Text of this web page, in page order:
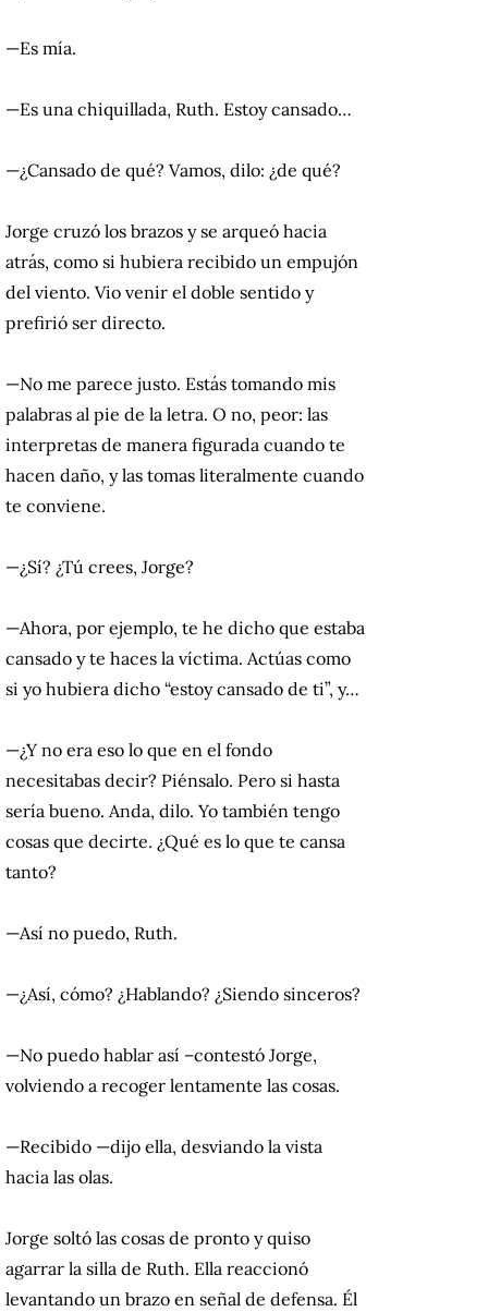
—Es mía.
—Es una chiquillada, Ruth. Estoy cansado…
—¿Cansado de qué? Vamos, dilo: ¿de qué?
Jorge cruzó los brazos y se arqueó hacia
atrás, como si hubiera recibido un empujón
del viento. Vio venir el doble sentido y
prefirió ser directo.
—No me parece justo. Estás tomando mis
palabras al pie de la letra. O no, peor: las
interpretas de manera figurada cuando te
hacen daño, y las tomas literalmente cuando
te conviene.
—¿Sí? ¿Tú crees, Jorge?
—Ahora, por ejemplo, te he dicho que estaba
cansado y te haces la víctima. Actúas como
si yo hubiera dicho “estoy cansado de ti”, y…
—¿Y no era eso lo que en el fondo
necesitabas decir? Piénsalo. Pero si hasta
sería bueno. Anda, dilo. Yo también tengo
cosas que decirte. ¿Qué es lo que te cansa
tanto?
—Así no puedo, Ruth.
—¿Así, cómo? ¿Hablando? ¿Siendo sinceros?
—No puedo hablar así –contestó Jorge,
volviendo a recoger lentamente las cosas.
—Recibido —dijo ella, desviando la vista
hacia las olas.
Jorge soltó las cosas de pronto y quiso
agarrar la silla de Ruth. Ella reaccionó
levantando un brazo en señal de defensa. Él